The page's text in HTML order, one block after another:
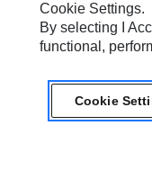
Peta Situs
Cookie Settings
Cookie Settings.
By selecting I
functional,
Cookie